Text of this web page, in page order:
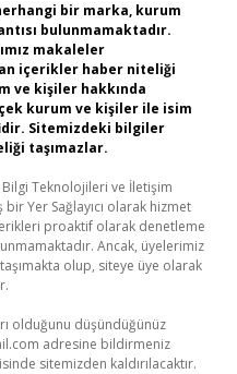
bir marka, kurum
bulunmamaktadır.
makaleler
içerikler haber niteliği
ve kişiler hakkında
kurum ve kişiler ile isim
Sitemizdeki bilgiler
taşımazlar.
Bilgi Teknolojileri ve İletişim
Yer Sağlayıcı olarak hizmet
proaktif olarak denetleme
Ancak, üyelerimiz
olup, siteye üye olarak
olduğunu düşündüğünüz
adresine bildirmeniz
sitemizden kaldırılacaktır.